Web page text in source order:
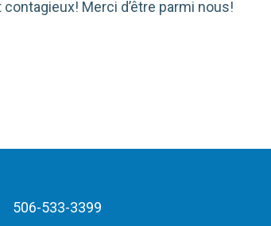
Merci d’être parmi nous!
506-533-3399